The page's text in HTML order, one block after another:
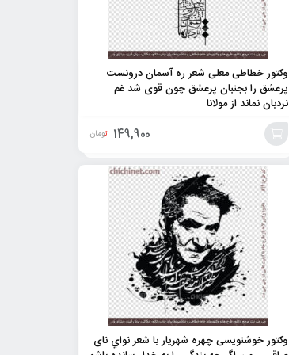
وکتور خطاطی معلی شعر ره آسمان درونست
پرعشق را بجنبان پرعشق چون قوی شد غم
نردبان نماند از مولانا
149,900 تومان
افزودن
وکتور خوشنویسی چهره شهریار با شعر نواي نای